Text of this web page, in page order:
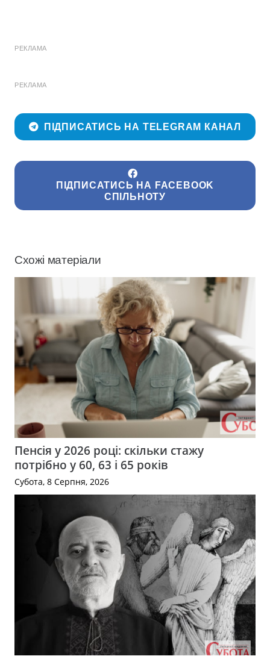
РЕКЛАМА
РЕКЛАМА
ПІДПИСАТИСЬ НА TELEGRAM КАНАЛ
ПІДПИСАТИСЬ НА FACEBOOK
СПІЛЬНОТУ
Схожі матеріали
Пенсія у 2026 році: скільки стажу
потрібно у 60, 63 і 65 років
Субота, 8 Серпня, 2026